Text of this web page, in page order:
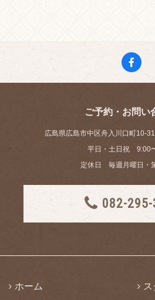
ご予約・お問い
広島県広島市中区舟入川口町10-
平日・土日祝 9:00
定休日 毎週月曜日・
082-
ホーム
ス